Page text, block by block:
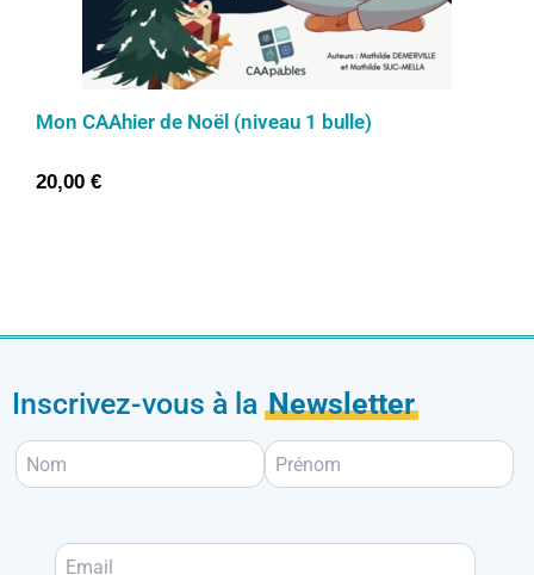
Mon CAAhier de Noël (niveau 1 bulle)
20,00 €
Inscrivez-vous à la Newsletter